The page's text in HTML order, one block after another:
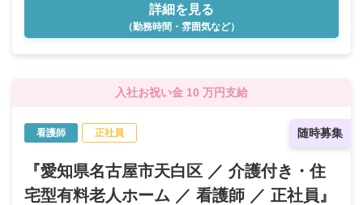
詳細を見る
（勤務時間・雰囲気など）
入社お祝い金 10 万円支給
随時募集
看護師 正社員
『愛知県名古屋市天白区 ／ 介護付き・住
宅型有料老人ホーム ／ 看護師 ／ 正社員』